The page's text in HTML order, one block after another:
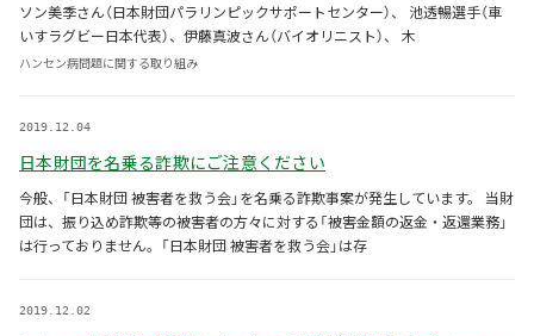
ソン美季さん（日本財団パラリンピックサポートセンター）、 池透暢選手（車
いすラグビー日本代表）、伊藤真波さん（バイオリニスト）、 木
ハンセン病問題に関する取り組み
日本財団を名乗る詐欺にご注意ください
2019.12.04
今般、「日本財団 被害者を救う会」を名乗る詐欺事案が発生しています。 当財
団は、振り込め詐欺等の被害者の方々に対する「被害金額の返金・返還業務」
は行っておりません。「日本財団 被害者を救う会」は存
2019.12.02